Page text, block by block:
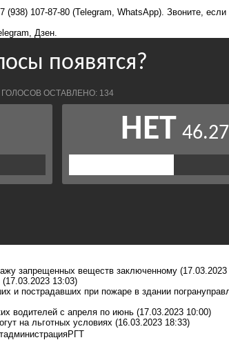
107-87-80 (Telegram, WhatsApp). Звоните,
Дзен
запрещенных веществ заключенному
(17.03.2023 13:03)
и пострадавших при пожаре в здании
водителей с апреля по июнь (17.03.2023 10:00)
на льготных условиях (16.03.2023 18:33)
администрацияРГТ